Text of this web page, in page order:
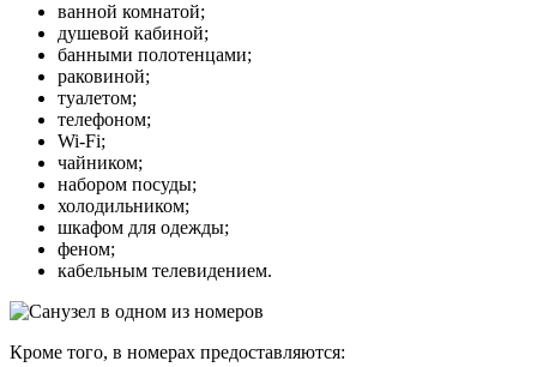
ванной комнатой;
душевой кабиной;
банными полотенцами;
раковиной;
туалетом;
телефоном;
Wi-Fi;
чайником;
набором посуды;
холодильником;
шкафом для одежды;
феном;
кабельным телевидением.
Кроме того, в номерах предоставляются: